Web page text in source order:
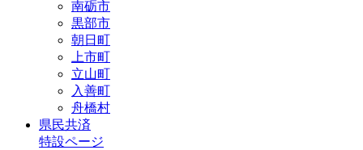
南砺市
黒部市
朝日町
上市町
立山町
入善町
舟橋村
県民共済
特設ページ